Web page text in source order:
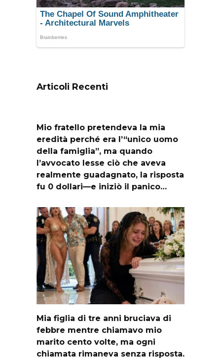
Articoli Recenti
Mio fratello pretendeva la mia
eredità perché era l’“unico uomo
della famiglia”, ma quando
l’avvocato lesse ciò che aveva
realmente guadagnato, la risposta
fu 0 dollari—e iniziò il panico…
Mia figlia di tre anni bruciava di
febbre mentre chiamavo mio
marito cento volte, ma ogni
chiamata rimaneva senza risposta.